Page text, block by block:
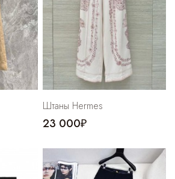
Штаны Hermes
23 000₽